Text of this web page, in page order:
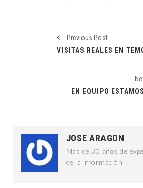
Previous Post
JOSE ARAGON
Más de 30 años de
de la información